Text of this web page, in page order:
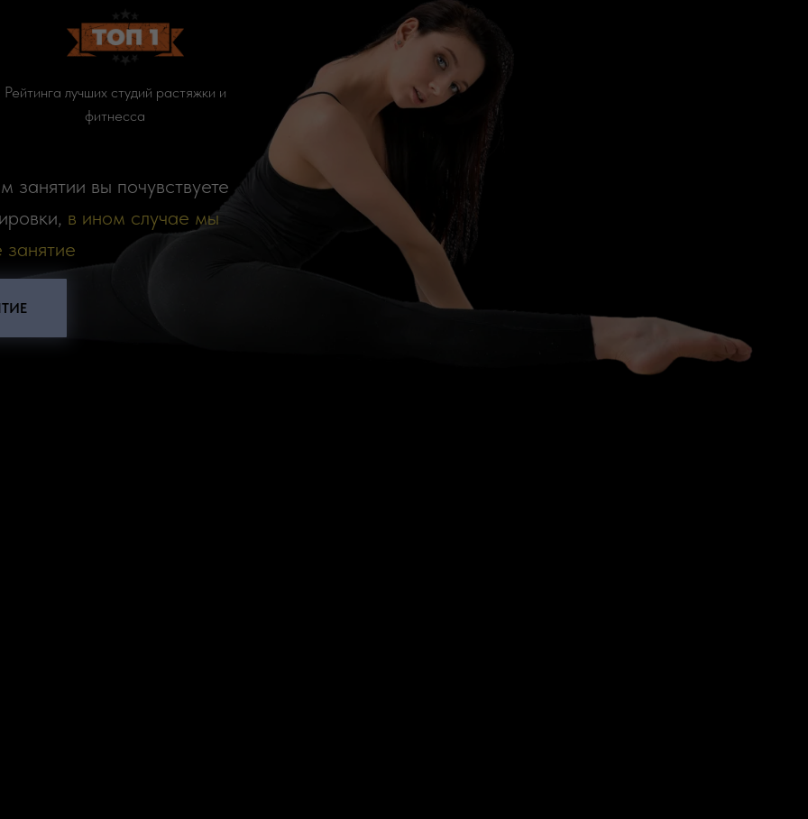
занятии вы почувствуете
в ином случае мы
Рейтинга лучших студий растяжки и
фитнесса